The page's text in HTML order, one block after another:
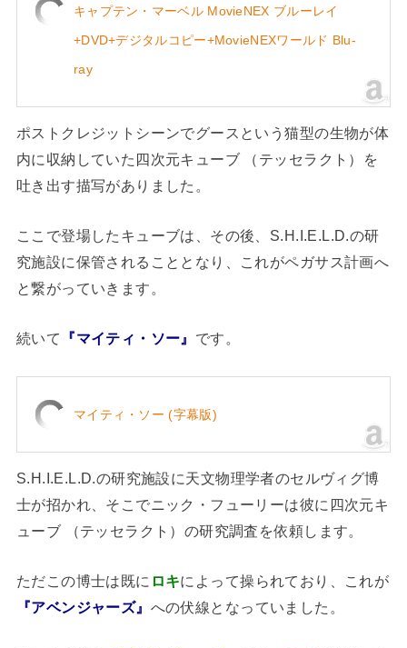
キャプテン・マーベル MovieNEX ブルーレイ
+DVD+デジタルコピー+MovieNEXワールド Blu-
ray
ポストクレジットシーンでグースという猫型の生物が体
内に収納していた四次元キューブ （テッセラクト）を
吐き出す描写がありました。
ここで登場したキューブは、その後、S.H.I.E.L.D.の研
究施設に保管されることとなり、これがペガサス計画へ
と繋がっていきます。
続いて 『マイティ・ソー』 です。
マイティ・ソー (字幕版)
S.H.I.E.L.D.の研究施設に天文物理学者のセルヴィグ博
士が招かれ、そこでニック・フューリーは彼に四次元キ
ューブ （テッセラクト）の研究調査を依頼します。
ただこの博士は既に ロキによって操られており、これが
『アベンジャーズ』 への伏線となっていました。